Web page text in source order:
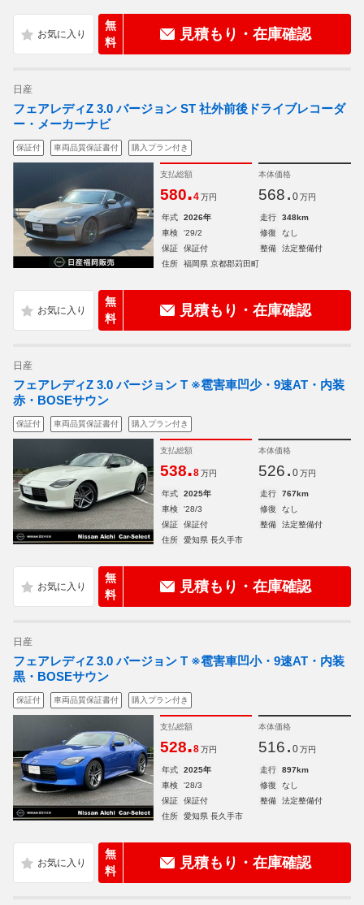
無
料
見積もり・在庫確認
日産
フェアレディZ 3.0 バージョン ST 社外前後ドライブレコーダ
ー・メーカーナビ
保証付 車両品質保証書付 購入プラン付き
支払総額
580.4 万円
本体価格
568. 0 万円
年式 2026年 走行
348km
車検
'29/2 修復
なし
保証
保証付 整備
法定整備付
住所
福岡県 京都郡苅田町
無
料
見積もり・在庫確認
日産
フェアレディZ 3.0 バージョン T ※雹害車凹少・9速AT・内装
赤・BOSEサウン
保証付 車両品質保証書付 購入プラン付き
支払総額
538.8 万円
本体価格
526. 0 万円
年式 2025年 走行
767km
車検
'28/3 修復
なし
保証
保証付 整備
法定整備付
住所
愛知県 長久手市
無
料
見積もり・在庫確認
日産
フェアレディZ 3.0 バージョン T ※雹害車凹小・9速AT・内装
黒・BOSEサウン
保証付 車両品質保証書付 購入プラン付き
支払総額
528.8 万円
本体価格
516. 0 万円
年式 2025年 走行
897km
車検
'28/3 修復
なし
保証
保証付 整備
法定整備付
住所
愛知県 長久手市
無
料
見積もり・在庫確認